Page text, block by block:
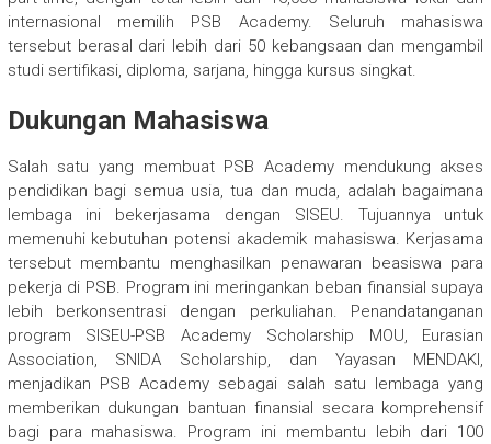
internasional memilih PSB Academy. Seluruh mahasiswa
tersebut berasal dari lebih dari 50 kebangsaan dan mengambil
studi sertifikasi, diploma, sarjana, hingga kursus singkat.
Dukungan Mahasiswa
Salah satu yang membuat PSB Academy mendukung akses
pendidikan bagi semua usia, tua dan muda, adalah bagaimana
lembaga ini bekerjasama dengan SISEU. Tujuannya untuk
memenuhi kebutuhan potensi akademik mahasiswa. Kerjasama
tersebut membantu menghasilkan penawaran beasiswa para
pekerja di PSB. Program ini meringankan beban finansial supaya
lebih berkonsentrasi dengan perkuliahan. Penandatanganan
program SISEU-PSB Academy Scholarship MOU, Eurasian
Association, SNIDA Scholarship, dan Yayasan MENDAKI,
menjadikan PSB Academy sebagai salah satu lembaga yang
memberikan dukungan bantuan finansial secara komprehensif
bagi para mahasiswa. Program ini membantu lebih dari 100